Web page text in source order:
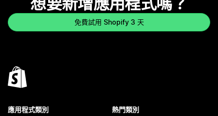
免費試用 Shopify 3 天
應用程式類別 熱門類別